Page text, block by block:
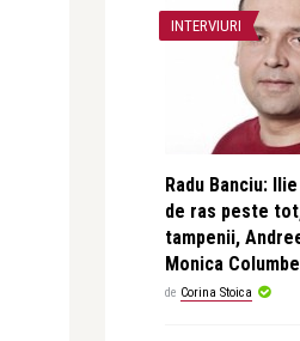
INTERVIURI
Radu Banciu:
de ras peste
tampenii,
Monica
de Corina Stoica